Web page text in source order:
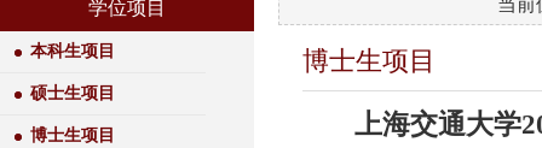
学位项目
本科生项目
硕士生项目
博士生项目
当
博士生项目
上海交通大学